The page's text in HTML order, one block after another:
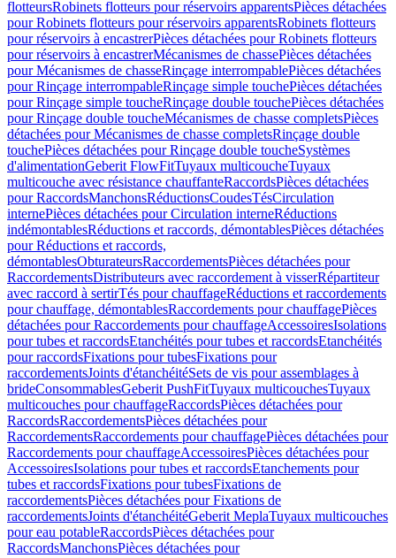
flotteursRobinets flotteurs pour réservoirs apparentsPièces détachées
pour Robinets flotteurs pour réservoirs apparentsRobinets flotteurs
pour réservoirs à encastrerPièces détachées pour Robinets flotteurs
pour réservoirs à encastrerMécanismes de chassePièces détachées
pour Mécanismes de chasseRinçage interrompablePièces détachées
pour Rinçage interrompableRinçage simple touchePièces détachées
pour Rinçage simple toucheRinçage double touchePièces détachées
pour Rinçage double toucheMécanismes de chasse completsPièces
détachées pour Mécanismes de chasse completsRinçage double
touchePièces détachées pour Rinçage double toucheSystèmes
d'alimentationGeberit FlowFitTuyaux multicoucheTuyaux
multicouche avec résistance chauffanteRaccordsPièces détachées
pour RaccordsManchonsRéductionsCoudesTésCirculation
internePièces détachées pour Circulation interneRéductions
indémontablesRéductions et raccords, démontablesPièces détachées
pour Réductions et raccords,
démontablesObturateursRaccordementsPièces détachées pour
RaccordementsDistributeurs avec raccordement à visserRépartiteur
avec raccord à sertirTés pour chauffageRéductions et raccordements
pour chauffage, démontablesRaccordements pour chauffagePièces
détachées pour Raccordements pour chauffageAccessoiresIsolations
pour tubes et raccordsEtanchéités pour tubes et raccordsEtanchéités
pour raccordsFixations pour tubesFixations pour
raccordementsJoints d'étanchéitéSets de vis pour assemblages à
brideConsommablesGeberit PushFitTuyaux multicouchesTuyaux
multicouches pour chauffageRaccordsPièces détachées pour
RaccordsRaccordementsPièces détachées pour
RaccordementsRaccordements pour chauffagePièces détachées pour
Raccordements pour chauffageAccessoiresPièces détachées pour
AccessoiresIsolations pour tubes et raccordsEtanchements pour
tubes et raccordsFixations pour tubesFixations de
raccordementsPièces détachées pour Fixations de
raccordementsJoints d'étanchéitéGeberit MeplaTuyaux multicouches
pour eau potableRaccordsPièces détachées pour
RaccordsManchonsPièces détachées pour